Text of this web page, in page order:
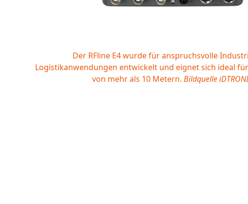
Der RFline E4 wurde für anspruchsvolle
Logistikanwendungen entwickelt und eignet sich ideal
von mehr als 10 Metern. Bildquelle